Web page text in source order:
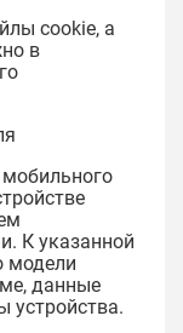
cookie, а
в
К указанной
модели
данные
устройства.